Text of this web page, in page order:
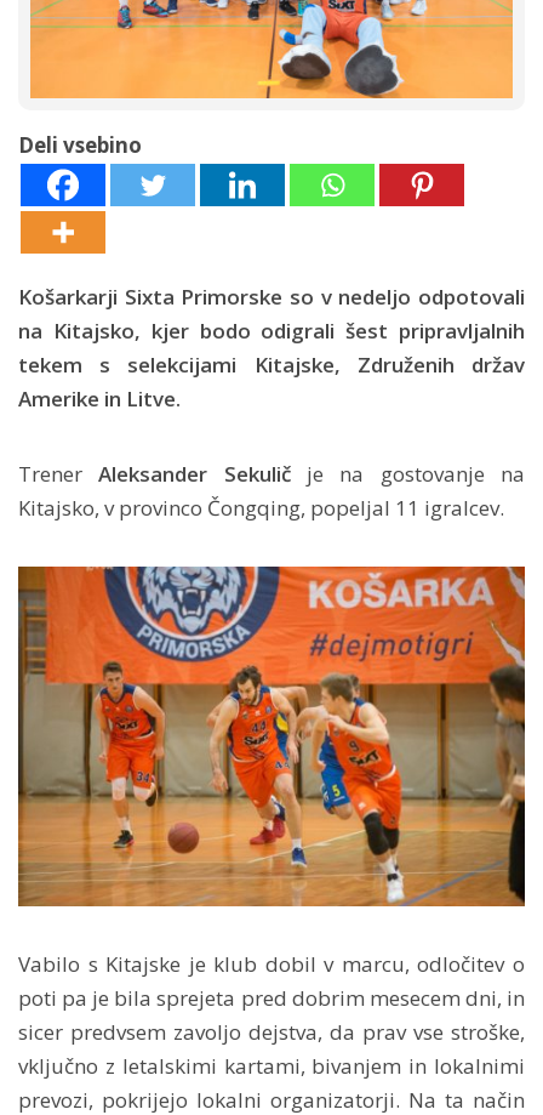
Deli vsebino
Košarkarji Sixta Primorske so v nedeljo odpotovali
na Kitajsko, kjer bodo odigrali šest pripravljalnih
tekem s selekcijami Kitajske, Združenih držav
Amerike in Litve.
TrenerAleksander Sekuličje na gostovanje na
Kitajsko, v provinco Čongqing, popeljal 11 igralcev.
Vabilo s Kitajske je klub dobil v marcu, odločitev o
poti pa je bila sprejeta pred dobrim mesecem dni, in
sicer predvsem zavoljo dejstva, da prav vse stroške,
vključno z letalskimi kartami, bivanjem in lokalnimi
prevozi, pokrijejo lokalni organizatorji. Na ta način